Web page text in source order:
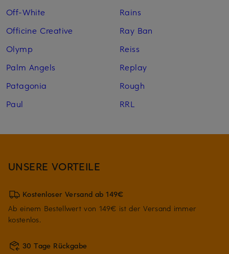
Off-White
Officine Creative
Olymp
Palm Angels
Patagonia
Paul
Rains
Ray Ban
Reiss
Replay
Rough
RRL
UNSERE VORTEILE
Kostenloser Versand ab 149€
Ab einem Bestellwert von 149€ ist der Versand immer
kostenlos.
30 Tage Rückgabe